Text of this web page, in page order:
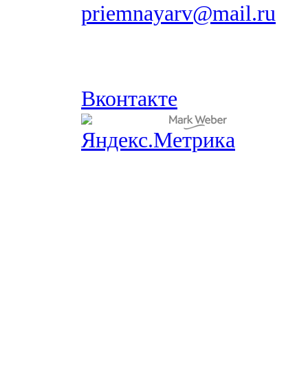
priemnayarv@mail.ru
Вконтакте